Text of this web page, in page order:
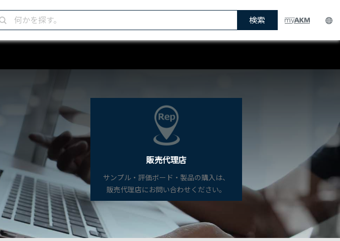
検索
販売代理店
サンプル・評価ボード・製品の購入は、
販売代理店にお問い合わせください。